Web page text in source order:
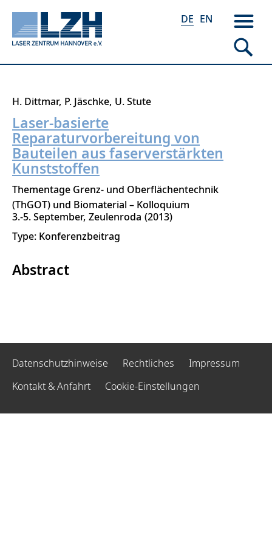
Direkt
zum
Inhalt
DE EN
H. Dittmar P. Jäschke U. Stute
Laser-basierte
Reparaturvorbereitung von
Bauteilen aus faserverstärkten
Kunststoffen
Thementage Grenz- und Oberflächentechnik
(ThGOT) und Biomaterial – Kolloquium
3.-5. September Zeulenroda 2013
Type: Konferenzbeitrag
Abstract
Datenschutzhinweise Rechtliches
Impressum
Kontakt & Anfahrt
Cookie-Einstellungen